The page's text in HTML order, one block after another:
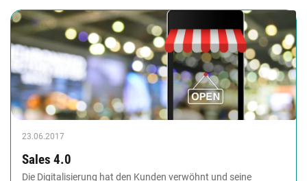
23.06.2017
Sales 4.0
Die Digitalisierung hat den Kunden verwöhnt und seine